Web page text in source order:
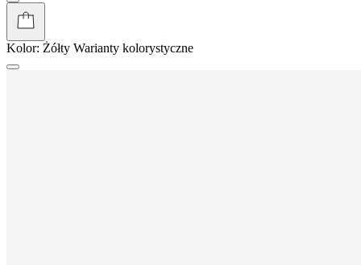
Kolor: Żółty Warianty kolorystyczne